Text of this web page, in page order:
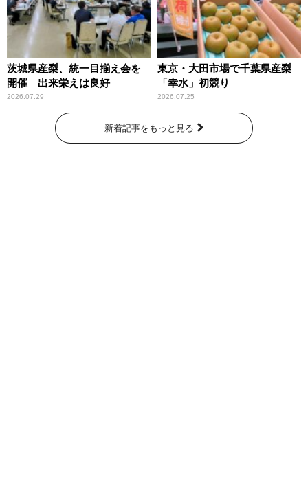
茨城県産梨、統一目揃え会を
開催 出来栄えは良好
2026.07.29
東京・大田市場で千葉県産梨
「幸水」初競り
2026.07.25
新着記事をもっと見る